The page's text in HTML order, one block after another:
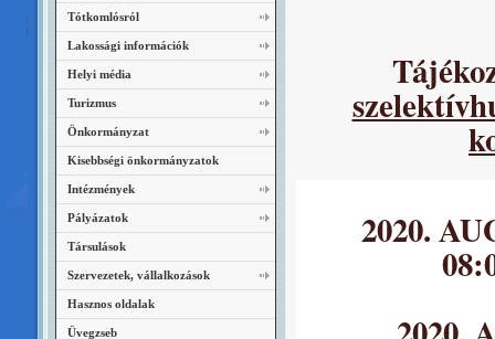
2020.
Tótkomlósról
Lakossági információk
Helyi média
Turizmus
Önkormányzat
Kisebbségi önkormányzatok
Intézmények
Pályázatok
Társulások
Szervezetek, vállalkozások
Hasznos oldalak
Üvegzseb